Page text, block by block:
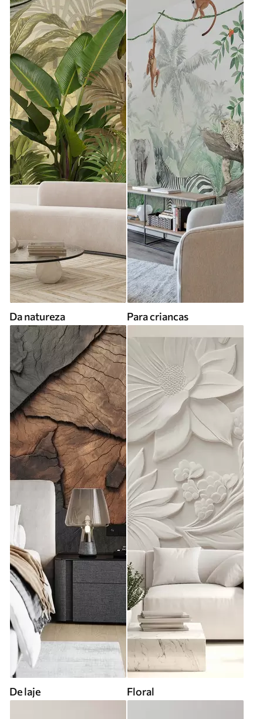
Da natureza Para criancas
De laje Floral